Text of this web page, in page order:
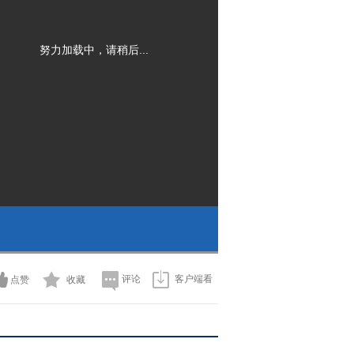
努力加载中，请稍后...
点赞 收藏 评论 客户端看